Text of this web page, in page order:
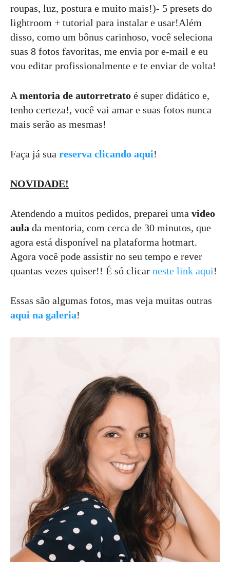
roupas, luz, postura e muito mais!)- 5 presets do
lightroom + tutorial para instalar e usar!Além
disso, como um bônus carinhoso, você seleciona
suas 8 fotos favoritas, me envia por e-mail e eu
vou editar profissionalmente e te enviar de volta!
A mentoria de autorretrato é super didático e,
tenho certeza!, você vai amar e suas fotos nunca
mais serão as mesmas!
Faça já sua reserva clicando aqui!
NOVIDADE!
Atendendo a muitos pedidos, preparei uma video
aula da mentoria, com cerca de 30 minutos, que
agora está disponível na plataforma hotmart.
Agora você pode assistir no seu tempo e rever
quantas vezes quiser!! É só clicar neste link aqui!
Essas são algumas fotos, mas veja muitas outras
aqui na galeria!